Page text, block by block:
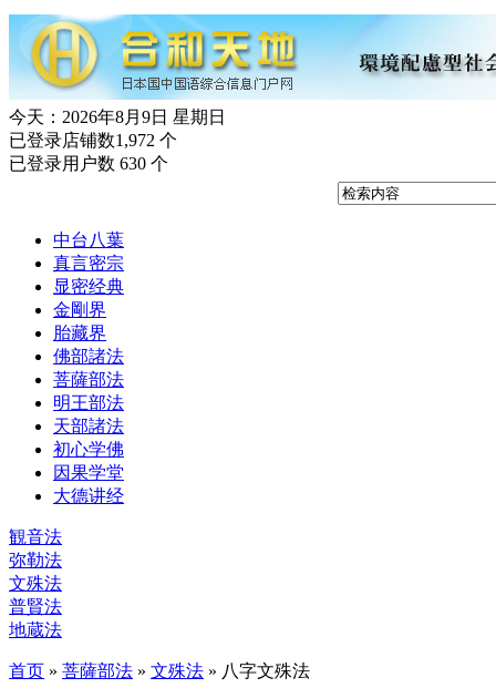
今天：2026年8月9日 星期日
已登录店铺数1,972 个
已登录用户数 630 个
中台八葉
真言密宗
显密经典
金剛界
胎藏界
佛部諸法
菩薩部法
明王部法
天部諸法
初心学佛
因果学堂
大德讲经
観音法
弥勒法
文殊法
普賢法
地蔵法
首页 » 菩薩部法 » 文殊法 » 八字文殊法